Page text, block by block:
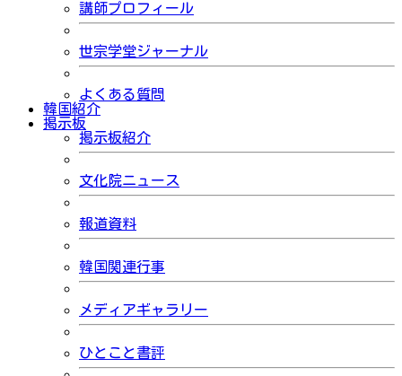
講師プロフィール
世宗学堂ジャーナル
よくある質問
韓国紹介
掲示板
掲示板紹介
文化院ニュース
報道資料
韓国関連行事
メディアギャラリー
ひとこと書評